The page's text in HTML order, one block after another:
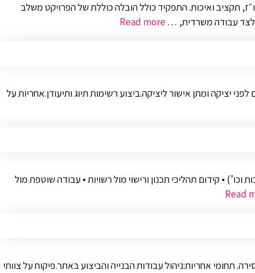
תקציב ואיכות. התפקיד כולל הובלה כוללת של הפרויקט משלב
לצד עבודה משרדית, … Read more
יציקה ומתן אישור ליציקה.ביצוע רשימות תיוג ותיעודן.אחריות על
• קידום תהליכי תכנון ורישוי מול רשויות • עבודה שוטפת מול
Read
אחריות:ניהול עבודות הבנייה והביצוע באתר.פיקוח על צוותי